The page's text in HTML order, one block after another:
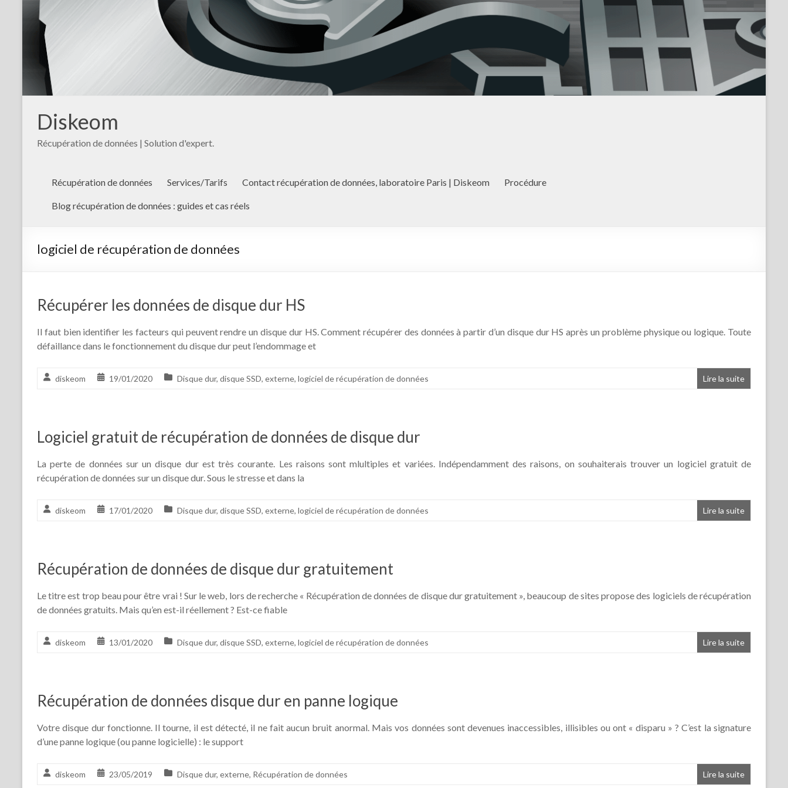
Diskeom
Récupération de données | Solution d'expert.
Récupération de données Services/Tarifs Contact récupération de données, laboratoire Paris | Diskeom Procédure
Blog récupération de données : guides et cas réels
logiciel de récupération de données
Récupérer les données de disque dur HS
Il faut bien identifier les facteurs qui peuvent rendre un disque dur HS. Comment récupérer des données à partir d’un disque dur HS après un problème physique ou logique. Toute
défaillance dans le fonctionnement du disque dur peut l’endommage et
diskeom 19/01/2020 Disque dur, disque SSD, externe, logiciel de récupération de données Lire la suite
Logiciel gratuit de récupération de données de disque dur
La perte de données sur un disque dur est très courante. Les raisons sont mlultiples et variées. Indépendamment des raisons, on souhaiterais trouver un logiciel gratuit de
récupération de données sur un disque dur. Sous le stresse et dans la
diskeom 17/01/2020 Disque dur, disque SSD, externe, logiciel de récupération de données Lire la suite
Récupération de données de disque dur gratuitement
Le titre est trop beau pour être vrai ! Sur le web, lors de recherche « Récupération de données de disque dur gratuitement », beaucoup de sites propose des logiciels de récupération
de données gratuits. Mais qu’en est-il réellement ? Est-ce fiable
diskeom 13/01/2020 Disque dur, disque SSD, externe, logiciel de récupération de données Lire la suite
Récupération de données disque dur en panne logique
Votre disque dur fonctionne. Il tourne, il est détecté, il ne fait aucun bruit anormal. Mais vos données sont devenues inaccessibles, illisibles ou ont « disparu » ? C’est la signature
d’une panne logique (ou panne logicielle) : le support
diskeom 23/05/2019 Disque dur, externe, Récupération de données Lire la suite